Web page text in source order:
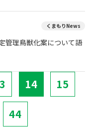
くまもりNews
理鳥獣化案について語
14 15
44